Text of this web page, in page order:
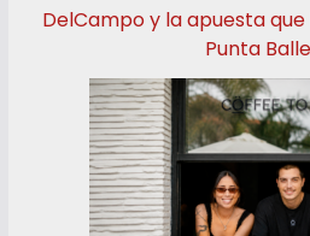
DelCampo y la apuesta
Punta